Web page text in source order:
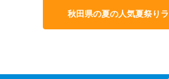
秋田県の夏の人気夏祭り